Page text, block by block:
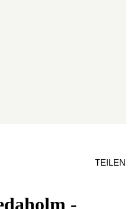
-
TEILEN